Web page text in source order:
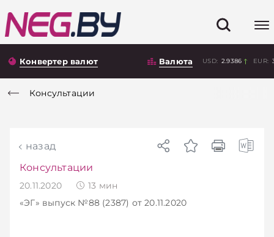
Конвертер валют Валюта USD: 2.9386 EUR:
Консультации
назад
Консультации
20.11.2020 13 мин
«ЭГ» выпуск №88 (2387) от 20.11.2020